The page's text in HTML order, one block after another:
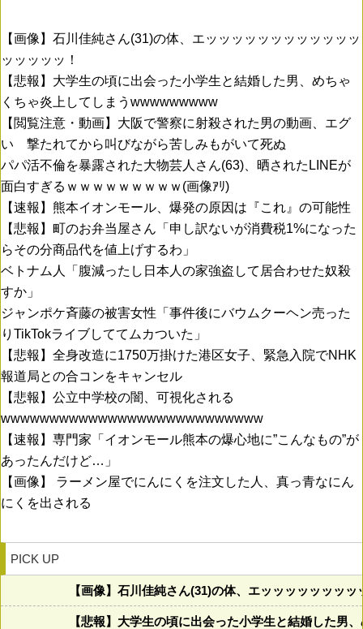
【画像】石川佳純さん(31)の体、エッッッッッッッッッッッッ
ッッッッッ！
【悲報】大学生の頃に出会った小学生と結婚した男、めちゃ
くちゃ炎上してしまうwwwwwwwww
【閲覧注意・動画】大阪で警察に射殺された男の動画、エグ
い 撃たれてから叫びながら苦しみもがいて死ぬ
パパ活不倫を暴露された大物芸人さん(63)、晒されたLINEが
面白すぎるｗｗｗｗｗｗｗｗｗ(画像ｱﾘ)
【速報】熊本イオンモール、爆発の原因は『これ』の可能性
【悲報】町のお弁当屋さん「申し訳ないが消費税1%になった
らその分商品代を値上げするわ」
ベトナム人「腹減ったし日本人の家強盗して居合わせた奴殺
すか」
ジャンポケ斉藤の被害女性「事件後にバウムクーヘン売った
りTikTokライブしててムカついた」
【悲報】全身改造に1750万掛けた港区女子、緊急入院でNHK
報道局との合コンをキャンセル
【悲報】公立中学校の闇、可視化される
wwwwwwwwwwwwwwwwwwwwwwwwwww
【速報】専門家「イオンモール熊本の爆心地に”こんなもの”が
あったんだけど…」
【画像】 ラーメン屋でにんにくを注文した人、真っ青なにん
にくを出される
PICK UP
【画像】石川佳純さん(31)の体、エッッッッッッッ
【悲報】大学生の頃に出会った小学生と結婚した